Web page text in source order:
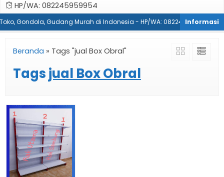
HP/WA: 082245959954
Gondola, Gudang Murah di Indonesia - HP/WA: 082245959954
Beranda » Tags "jual Box Obral"
Tagsjual Box Obral